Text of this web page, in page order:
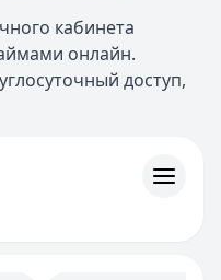
кабинета
онлайн.
доступ,